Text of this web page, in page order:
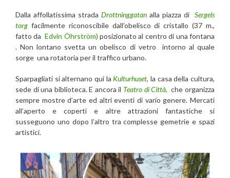
Dalla affollatissima strada Drottninggatan alla piazza di Sergels
torg facilmente riconoscibile dall’obelisco di cristallo (37 m.,
fatto daEdvin Öhrström)posizionato al centro di una fontana
. Non lontano svetta un obelisco di vetro intorno al quale
sorge una rotatoria per il traffico urbano.
Sparpagliati si alternano qui la Kulturhuset, la casa della cultura,
sede di una biblioteca. E ancora il Teatro di Città, che organizza
sempre mostre d’arte ed altri eventi di vario genere. Mercati
all’aperto e coperti e altre attrazioni fantastiche si
susseguono uno dopo l’altro tra complesse gemetrie e spazi
artistici.